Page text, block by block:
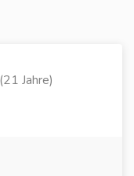
Jahre)